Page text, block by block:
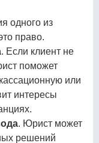
одного из
право.
. Если клиент не
поможет
или
интересы
. Юрист может
решений